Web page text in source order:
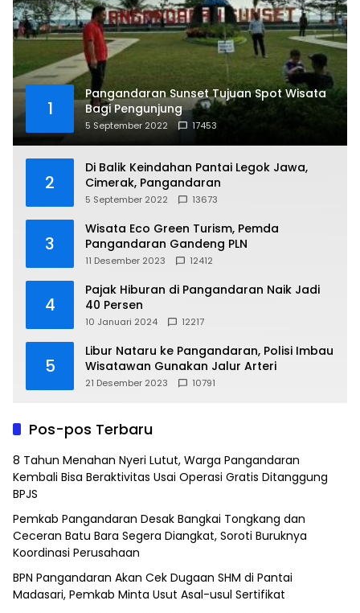
1
Pangandaran Sunset Tujuan Spot Wisata
Bagi Pengunjung
5 September 2022 17453
2
Di Balik Keindahan Pantai Legok Jawa,
Cimerak, Pangandaran
5 September 2022 13673
3
Wisata Eco Green Turism, Pemda
Pangandaran Gandeng PLN
11 Desember 2023 12412
4
Pajak Hiburan di Pangandaran Naik Jadi
40 Persen
10 Januari 2024 12217
5
Libur Nataru ke Pangandaran, Polisi Imbau
Wisatawan Gunakan Jalur Arteri
21 Desember 2023 10791
Pos-pos Terbaru
8 Tahun Menahan Nyeri Lutut, Warga Pangandaran
Kembali Bisa Beraktivitas Usai Operasi Gratis Ditanggung
BPJS
Pemkab Pangandaran Desak Bangkai Tongkang dan
Ceceran Batu Bara Segera Diangkat, Soroti Buruknya
Koordinasi Perusahaan
BPN Pangandaran Akan Cek Dugaan SHM di Pantai
Madasari, Pemkab Minta Usut Asal-usul Sertifikat